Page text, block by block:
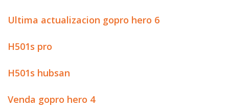
Ultima actualizacion gopro hero 6
H501s pro
H501s hubsan
Venda gopro hero 4